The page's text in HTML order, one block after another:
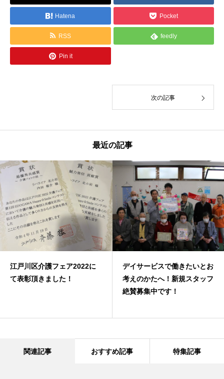
Hatena Pocket
RSS feedly
Pin it
次の記事
最近の記事
デイサービスで働きたいとお
考えのかたへ！新規スタッフ
リハライフ北小岩では要支
１の方から要介護５の方ま
ご利用頂けます。
関連記事 おすすめ記事 特集記事